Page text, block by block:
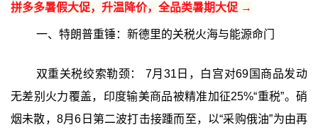
拼多多暑假大促，升温降价，全品类暑期大促 →
一、特朗普重锤：新德里的关税火海与能源命门
双重关税绞索勒颈： 7月31日，白宫对69国商品发动
无差别火力覆盖，印度输美商品被精准加征25%“重税”。硝
烟未散，8月6日第二波打击接踵而至，以“采购俄油”为由再